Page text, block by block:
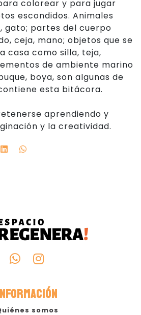
colorear y para jugar
escondidos. Animales
gato; partes del cuerpo
ceja, mano; objetos que se
casa como silla, teja,
de ambiente marino
boya, son algunas de
esta bitácora.
aprendiendo y
y la creatividad.
somos